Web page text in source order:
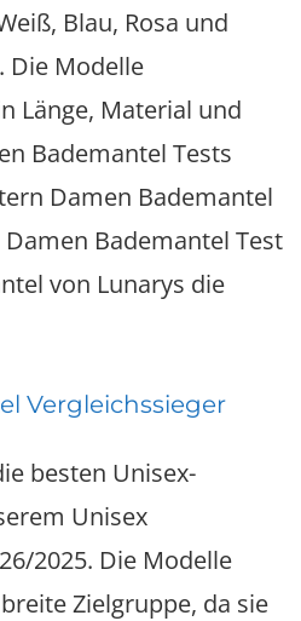
Blau, Rosa und
Die Modelle
Länge, Material und
Bademantel Tests
Damen Bademantel
Bademantel Test
von Lunarys die
Vergleichssieger
besten Unisex-
Unisex
2025. Die Modelle
Zielgruppe, da sie